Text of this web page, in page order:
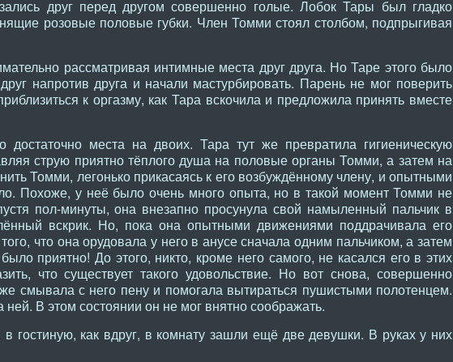
друг перед другом совершенно голые. Лобок Тары был гладко
розовые половые губки. Член Томми стоял столбом, подпрыгивая
рассматривая интимные места друг друга. Но Таре этого было
напротив друга и начали мастурбировать. Парень не мог поверить
к оргазму, как Тара вскочила и предложила принять вместе
места на двоих. Тара тут же превратила гигиеническую
струю приятно тёплого душа на половые органы Томми, а затем на
Томми, легонько прикасаясь к его возбуждённому члену, и опытными
Похоже, у неё было очень много опыта, но в такой момент Томми не
пол-минуты, она внезапно просунула свой намыленный пальчик в
вскрик. Но, пока она опытными движениями поддрачивала его
что она орудовала у него в анусе сначала одним пальчиком, а затем
приятно! До этого, никто, кроме него самого, не касался его в этих
что существует такого удовольствие. Но вот снова, совершенно
смывала с него пену и помогала вытираться пушистыми полотенцем.
В этом состоянии он не мог внятно соображать.
гостиную, как вдруг, в комнату зашли ещё две девушки. В руках у них